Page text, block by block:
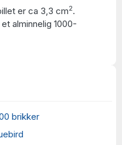
brikker
er ca 3,3 cm2.
alminnelig 1000-